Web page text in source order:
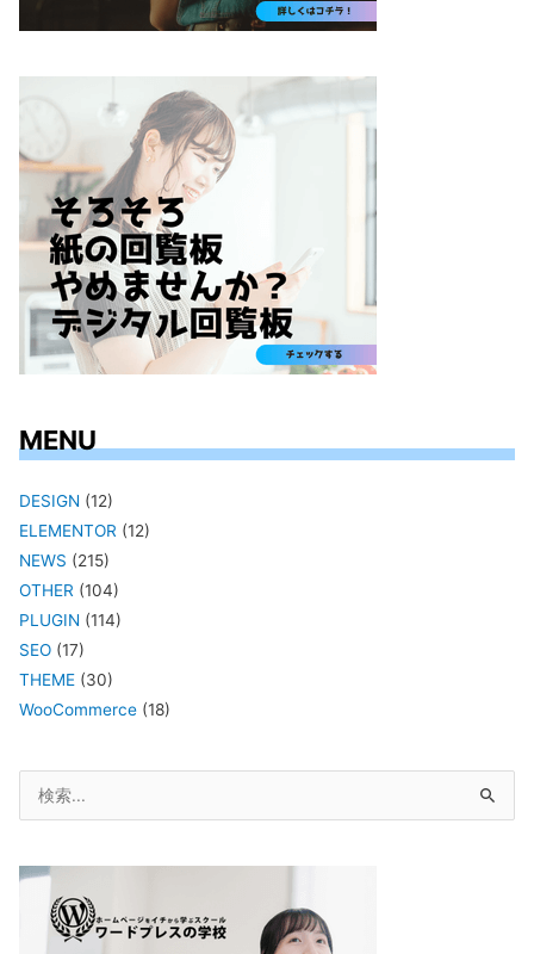
MENU
DESIGN (12)
ELEMENTOR (12)
NEWS (215)
OTHER (104)
PLUGIN (114)
SEO (17)
THEME (30)
WooCommerce (18)
象: